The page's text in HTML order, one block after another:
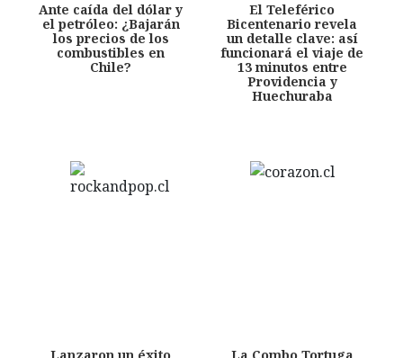
Ante caída del dólar y
el petróleo: ¿Bajarán
los precios de los
combustibles en
Chile?
El Teleférico
Bicentenario revela
un detalle clave: así
funcionará el viaje de
13 minutos entre
Providencia y
Huechuraba